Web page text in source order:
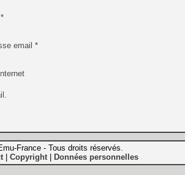
email *
France - Tous droits réservés.
| Copyright| Données personnelles